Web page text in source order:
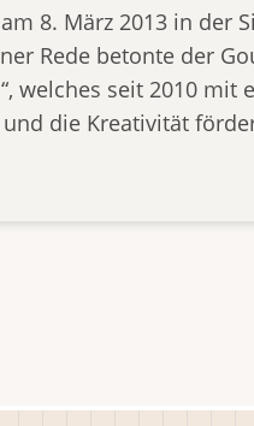
8. März 2013 in der
Rede betonte der
welches seit 2010 mit
die Kreativität